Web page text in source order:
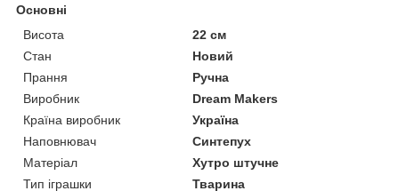
Основні
Висота
22 см
Стан
Новий
Прання
Ручна
Виробник
Dream Makers
Країна виробник
Україна
Наповнювач
Синтепух
Матеріал
Хутро штучне
Тип іграшки
Тварина